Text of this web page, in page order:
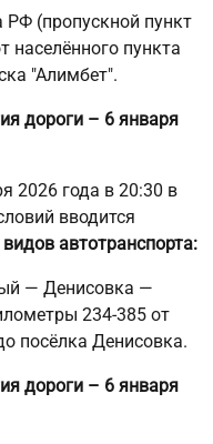
РФ (пропускной пункт
населённого пункта
"Алимбет".
дороги – 6 января
2026 года в 20:30 в
вводится
автотранспорта:
— Денисовка —
234-385 от
посёлка Денисовка.
дороги – 6 января